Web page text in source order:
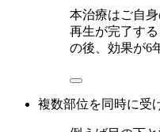
本治療はご自
再生が完了す
の後、効果が6
複数部位を同時に受